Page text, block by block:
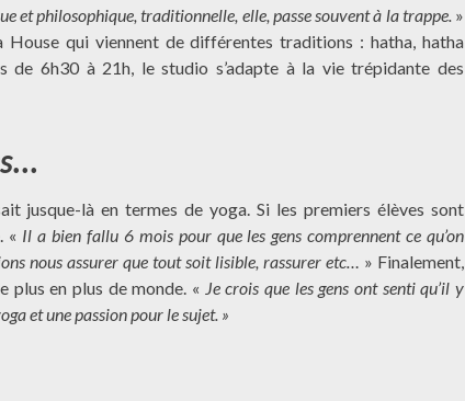
et philosophique, traditionnelle, elle, passe souvent à la trappe. »
House qui viennent de différentes traditions : hatha, hatha
de 6h30 à 21h, le studio s’adapte à la vie trépidante des
jusque-là en termes de yoga. Si les premiers élèves sont
« Il a bien fallu 6 mois pour que les gens comprennent ce qu’on
nous assurer que tout soit lisible, rassurer etc… » Finalement,
plus en plus de monde. « Je crois que les gens ont senti qu’il y
et une passion pour le sujet. »